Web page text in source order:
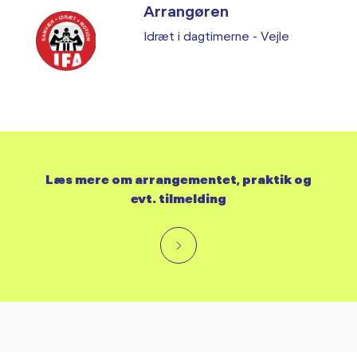
Arrangøren
Idræt i dagtimerne - Vejle
Læs mere om arrangementet, praktik og
evt. tilmelding